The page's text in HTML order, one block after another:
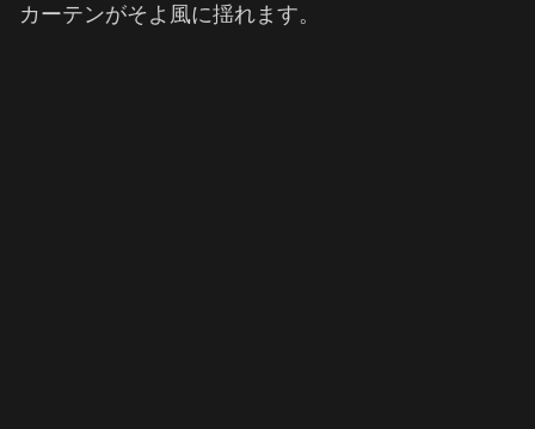
カーテンがそよ風に揺れます。